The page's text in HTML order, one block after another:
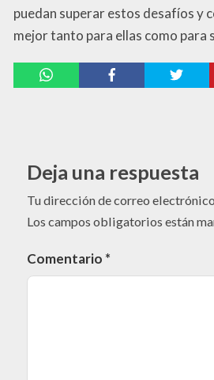
puedan superar estos desafíos y
mejor tanto para ellas como para
Deja una respuesta
Tu dirección de correo
Los campos obligatorios están
Comentario *